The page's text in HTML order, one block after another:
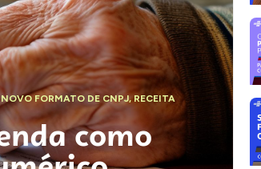
NOVO FORMATO DE CNPJ,RECEITA
como